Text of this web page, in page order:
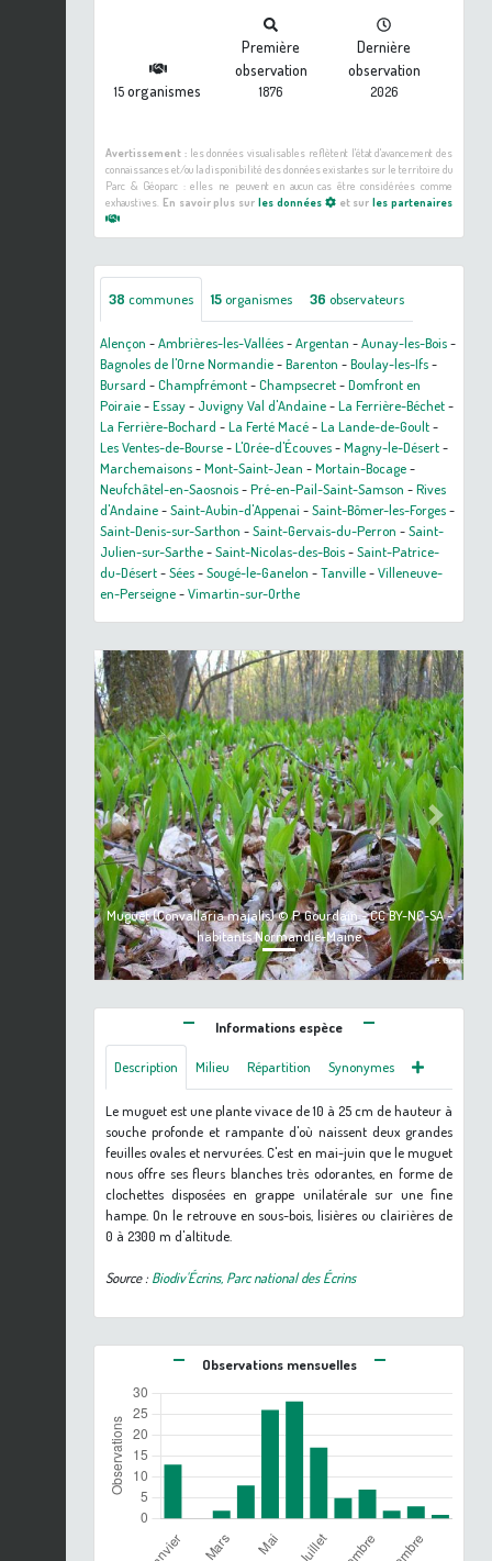
15organismes
Première
observation
1876
Dernière
observation
2026
Avertissement :les données visualisables reflètent l'état d'avancement des
connaissances et/ou la disponibilité des données existantes sur le territoire du
Parc & Géoparc : elles ne peuvent en aucun cas être considérées comme
exhaustives. En savoir plus sur les données et surles partenaires
38 communes 15organismes 36 observateurs
Alençon -Ambrières-les-Vallées-Argentan -Aunay-les-Bois-
Bagnoles de l'Orne Normandie-Barenton -Boulay-les-Ifs-
Bursard -Champfrémont-Champsecret-Domfront en
Poiraie-Essay- Juvigny Val d'Andaine-La Ferrière-Béchet-
La Ferrière-Bochard -La Ferté Macé-La Lande-de-Goult-
Les Ventes-de-Bourse-L'Orée-d'Écouves-Magny-le-Désert-
Marchemaisons-Mont-Saint-Jean -Mortain-Bocage-
Neufchâtel-en-Saosnois-Pré-en-Pail-Saint-Samson -Rives
d'Andaine-Saint-Aubin-d'Appenai -Saint-Bômer-les-Forges-
Saint-Denis-sur-Sarthon -Saint-Gervais-du-Perron -Saint-
Julien-sur-Sarthe-Saint-Nicolas-des-Bois-Saint-Patrice-
du-Désert-Sées-Sougé-le-Ganelon -Tanville-Villeneuve-
en-Perseigne-Vimartin-sur-Orthe
Muguet (Convallaria majalis) © P. Gourdain - CC BY-NC-SA -
habitants Normandie-Maine
Previous Next
Informations espèce
Description Milieu Répartition Synonymes
Le muguet est une plante vivace de 10 à 25 cm de hauteur à
souche profonde et rampante d'où naissent deux grandes
feuilles ovales et nervurées. C'est en mai-juin que le muguet
nous offre ses fleurs blanches très odorantes, en forme de
clochettes disposées en grappe unilatérale sur une fine
hampe. On le retrouve en sous-bois, lisières ou clairières de
0 à 2300 m d'altitude.
Source : Biodiv'Écrins, Parc national des Écrins
Observations mensuelles